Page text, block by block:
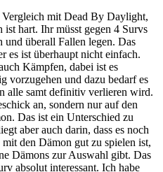
mit Dead By Daylight,
ist hart. Ihr müsst gegen 4 Survs
und überall Fallen legen. Das
es ist überhaupt nicht einfach.
Kämpfen, dabei ist es
vorzugehen und dazu bedarf es
alle samt definitiv verlieren wird.
an, sondern nur auf den
Das ist ein Unterschied zu
aber auch darin, dass es noch
den Dämon gut zu spielen ist,
Dämons zur Auswahl gibt. Das
absolut interessant. Ich habe